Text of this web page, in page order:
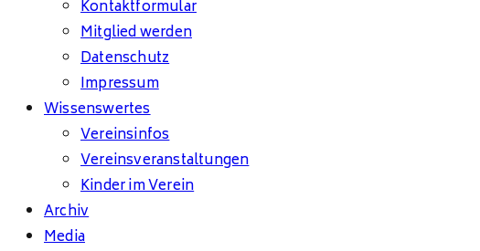
Kontaktformular
Mitglied werden
Datenschutz
Impressum
Wissenswertes
Vereinsinfos
Vereinsveranstaltungen
Kinder im Verein
Archiv
Media